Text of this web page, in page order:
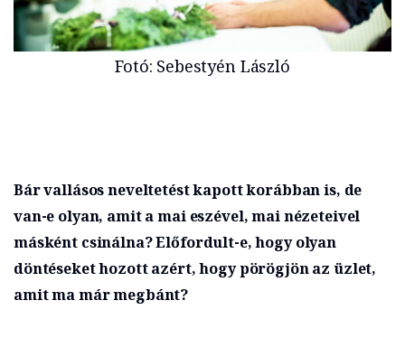
Fotó: Sebestyén László
Bár vallásos neveltetést kapott korábban is, de
van-e olyan, amit a mai eszével, mai nézeteivel
másként csinálna? Előfordult-e, hogy olyan
döntéseket hozott azért, hogy pörögjön az üzlet,
amit ma már megbánt?